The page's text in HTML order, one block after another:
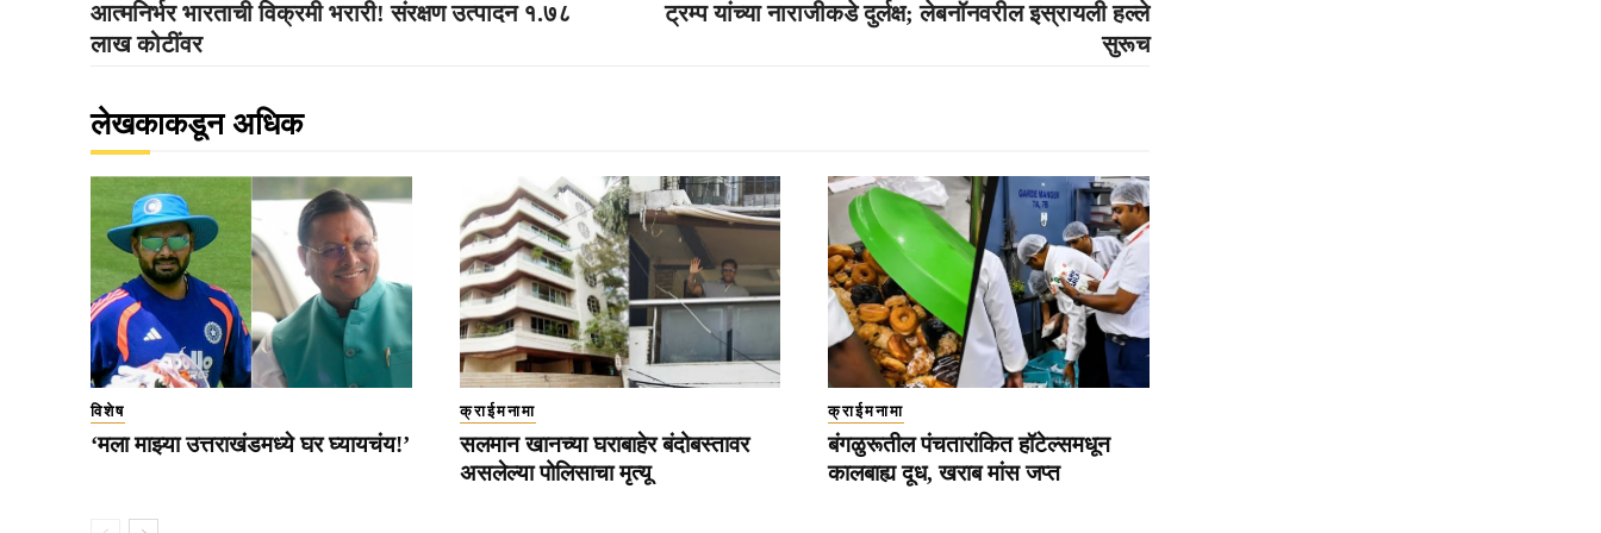
आत्मनिर्भर भारताची विक्रमी भरारी! संरक्षण उत्पादन १.७८
लाख कोटींवर
ट्रम्प यांच्या नाराजीकडे दुर्लक्ष; लेबनॉनवरील इस्रायली हल्ले
सुरूच
लेखकाकडून अधिक
विशेष
‘मला माझ्या उत्तराखंडमध्ये घर घ्यायचंय!’
क्राईमनामा
सलमान खानच्या घराबाहेर बंदोबस्तावर
असलेल्या पोलिसाचा मृत्यू
क्राईमनामा
बंगळुरूतील पंचतारांकित हॉटेल्समधून
कालबाह्य दूध, खराब मांस जप्त